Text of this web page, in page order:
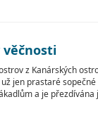
věčnosti
z Kanárských
jen prastaré
a je přezdívána